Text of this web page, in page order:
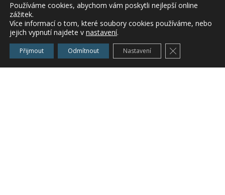
0,51mg/kg a potravina byla proto vyhodnocena
jako nevhodná k lidské spotřebě.
Na základě principu předběžné opatrnosti byla
uvedená šarže rýže stažena z obchodní sítě 16. 4.
2012. Aktuální výsledky testů duplicitních vzorků
Používáme cookies, abychom vám poskytli nejlepší online
zážitek.
Více informací o tom, které soubory cookies používáme, nebo
jejich vypnutí najdete v nastavení.
Přijmout Odmítnout Nastavení Zavřít cookie